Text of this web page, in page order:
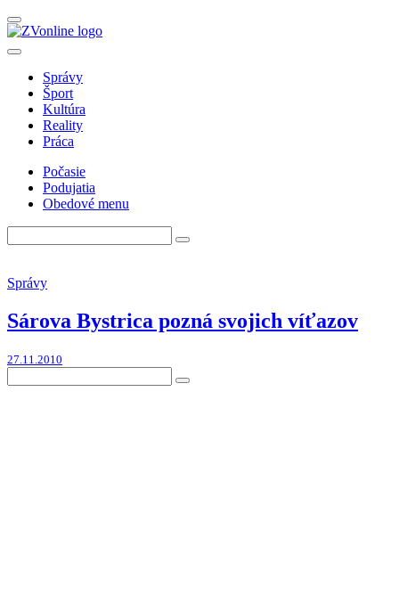
Správy
Šport
Kultúra
Reality
Práca
Počasie
Podujatia
Obedové menu
Správy
Sárova Bystrica pozná svojich víťazov
27.11.2010